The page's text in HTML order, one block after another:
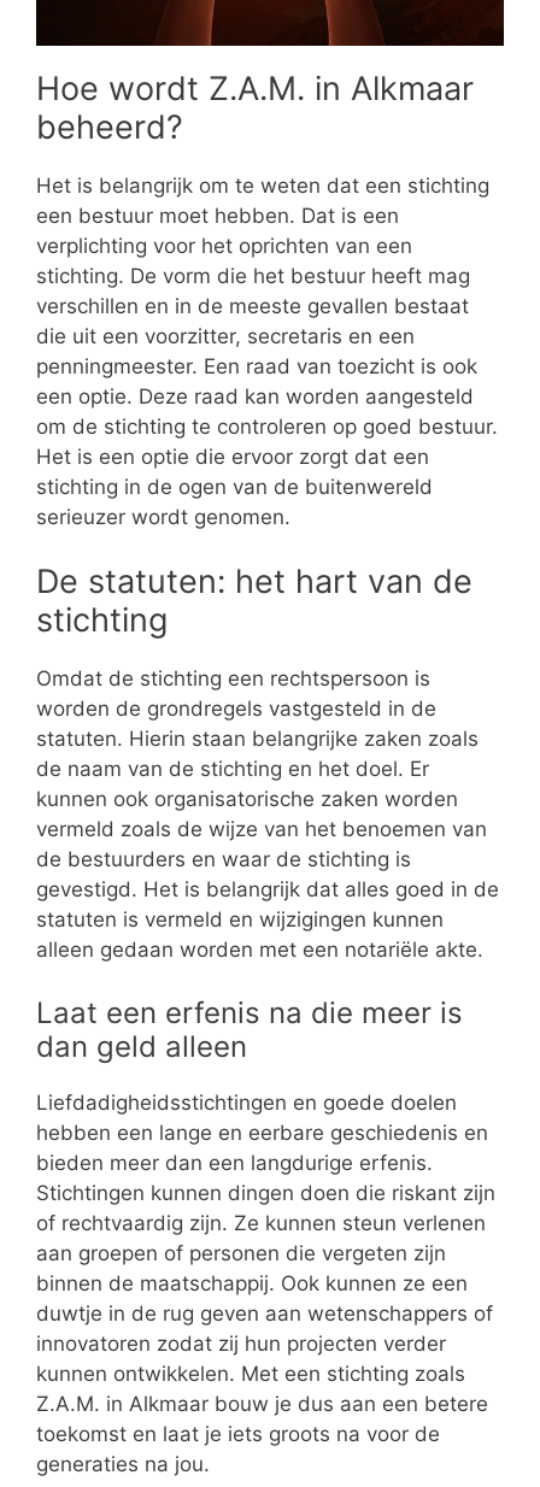
Hoe wordt Z.A.M. in Alkmaar
beheerd?
Het is belangrijk om te weten dat een stichting
een bestuur moet hebben. Dat is een
verplichting voor het oprichten van een
stichting. De vorm die het bestuur heeft mag
verschillen en in de meeste gevallen bestaat
die uit een voorzitter, secretaris en een
penningmeester. Een raad van toezicht is ook
een optie. Deze raad kan worden aangesteld
om de stichting te controleren op goed bestuur.
Het is een optie die ervoor zorgt dat een
stichting in de ogen van de buitenwereld
serieuzer wordt genomen.
De statuten: het hart van de
stichting
Omdat de stichting een rechtspersoon is
worden de grondregels vastgesteld in de
statuten. Hierin staan belangrijke zaken zoals
de naam van de stichting en het doel. Er
kunnen ook organisatorische zaken worden
vermeld zoals de wijze van het benoemen van
de bestuurders en waar de stichting is
gevestigd. Het is belangrijk dat alles goed in de
statuten is vermeld en wijzigingen kunnen
alleen gedaan worden met een notariële akte.
Laat een erfenis na die meer is
dan geld alleen
Liefdadigheidsstichtingen en goede doelen
hebben een lange en eerbare geschiedenis en
bieden meer dan een langdurige erfenis.
Stichtingen kunnen dingen doen die riskant zijn
of rechtvaardig zijn. Ze kunnen steun verlenen
aan groepen of personen die vergeten zijn
binnen de maatschappij. Ook kunnen ze een
duwtje in de rug geven aan wetenschappers of
innovatoren zodat zij hun projecten verder
kunnen ontwikkelen. Met een stichting zoals
Z.A.M. in Alkmaar bouw je dus aan een betere
toekomst en laat je iets groots na voor de
generaties na jou.